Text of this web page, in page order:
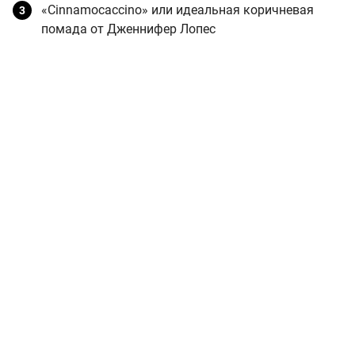
«Cinnamocaccino» или идеальная коричневая
помада от Дженнифер Лопес